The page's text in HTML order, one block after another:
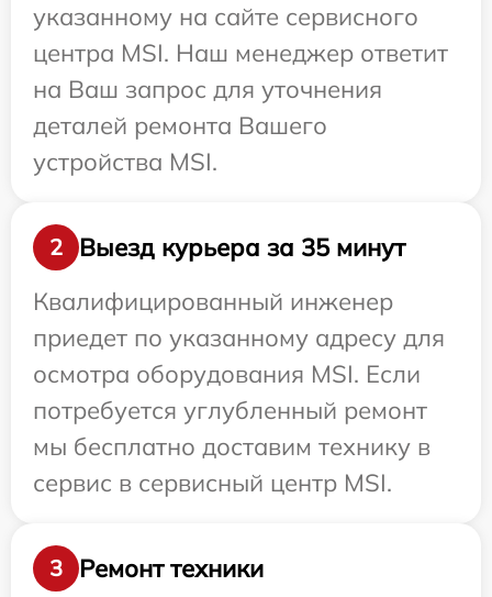
указанному на сайте сервисного
центра MSI. Наш менеджер ответит
на Ваш запрос для уточнения
деталей ремонта Вашего
устройства MSI.
2
Выезд курьера за 35 минут
Квалифицированный инженер
приедет по указанному адресу для
осмотра оборудования MSI. Если
потребуется углубленный ремонт
мы бесплатно доставим технику в
сервис в сервисный центр MSI.
3 Ремонт техники